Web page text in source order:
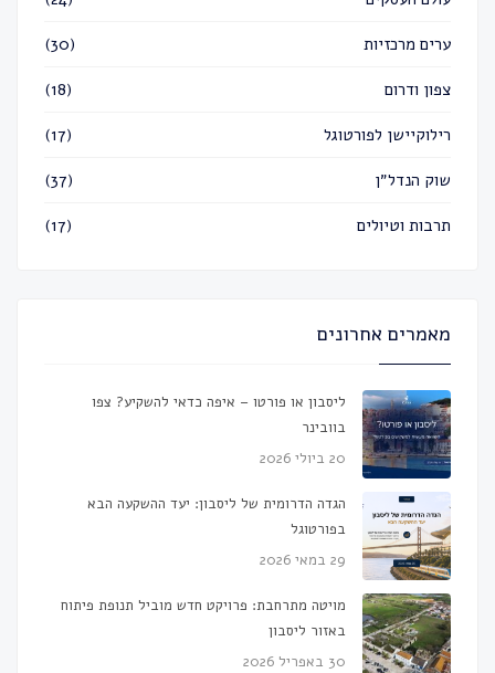
ערים מרכזיות (30)
צפון ודרום (18)
רילוקיישן לפורטוגל (17)
שוק הנדל״ן (37)
תרבות וטיולים (17)
מאמרים אחרונים
ליסבון או פורטו – איפה כדאי להשקיע? צפו
בוובינר
20 ביולי 2026
הגדה הדרומית של ליסבון: יעד ההשקעה הבא
בפורטוגל
29 במאי 2026
מויטה מתרחבת: פרויקט חדש מוביל תנופת פיתוח
באזור ליסבון
30 באפריל 2026